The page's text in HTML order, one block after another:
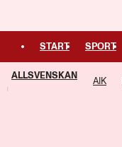
START SPORT
PLUS TIPSA
ALLSVENSKAN AIK